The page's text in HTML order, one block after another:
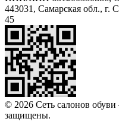
443031, Самарская обл., г.
45
© 2026 Сеть салонов
защищены.